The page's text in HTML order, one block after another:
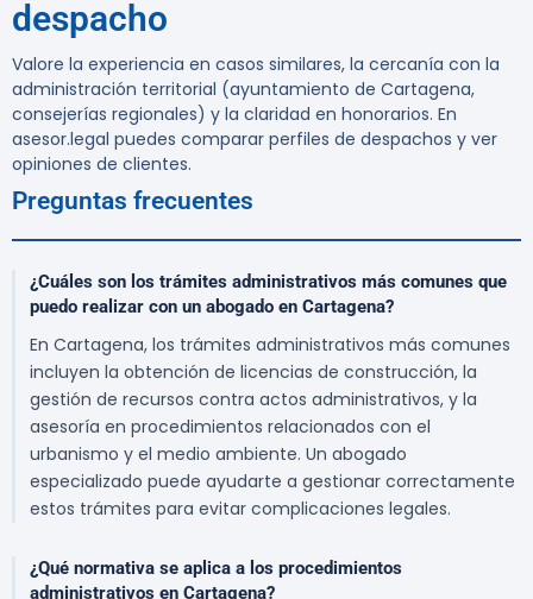
despacho
Valore la experiencia en casos similares, la cercanía con la
administración territorial (ayuntamiento de Cartagena,
consejerías regionales) y la claridad en honorarios. En
asesor.legal puedes comparar perfiles de despachos y ver
opiniones de clientes.
Preguntas frecuentes
¿Cuáles son los trámites administrativos más comunes que
puedo realizar con un abogado en Cartagena?
En Cartagena, los trámites administrativos más comunes
incluyen la obtención de licencias de construcción, la
gestión de recursos contra actos administrativos, y la
asesoría en procedimientos relacionados con el
urbanismo y el medio ambiente. Un abogado
especializado puede ayudarte a gestionar correctamente
estos trámites para evitar complicaciones legales.
¿Qué normativa se aplica a los procedimientos
administrativos en Cartagena?